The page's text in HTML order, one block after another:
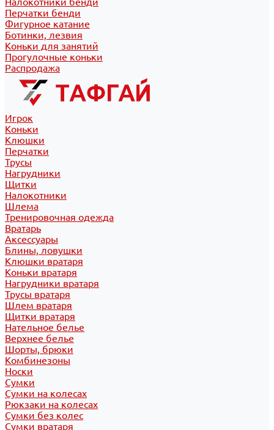
Перчатки бенди
Фигурное катание
Ботинки, лезвия
Коньки для занятий
Прогулочные коньки
Распродажа
Игрок
Коньки
Клюшки
Перчатки
Трусы
Нагрудники
Щитки
Налокотники
Шлема
Тренировочная одежда
Вратарь
Аксессуары
Блины, ловушки
Клюшки вратаря
Коньки вратаря
Нагрудники вратаря
Трусы вратаря
Шлем вратаря
Щитки вратаря
Нательное белье
Верхнее белье
Шорты, брюки
Комбинезоны
Носки
Сумки
Сумки на колесах
Рюкзаки на колесах
Сумки без колес
Сумки вратаря